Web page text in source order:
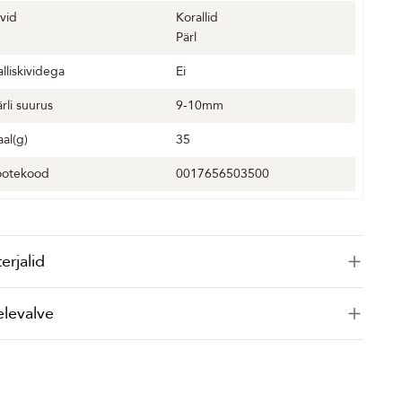
Korallid
Pärl
Ei
suurus
9-10mm
35
0017656503500